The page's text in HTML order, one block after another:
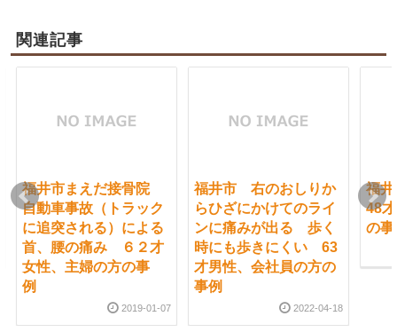
関連記事
福井市まえだ接骨院
自動車事故（トラック
に追突される）による
首、腰の痛み ６２才
女性、主婦の方の事
例
2019-01-07
福井市 右のおしりか
らひざにかけてのライ
ンに痛みが出る 歩く
時にも歩きにくい 63
才男性、会社員の方の
事例
2022-04-18
福
48
の事